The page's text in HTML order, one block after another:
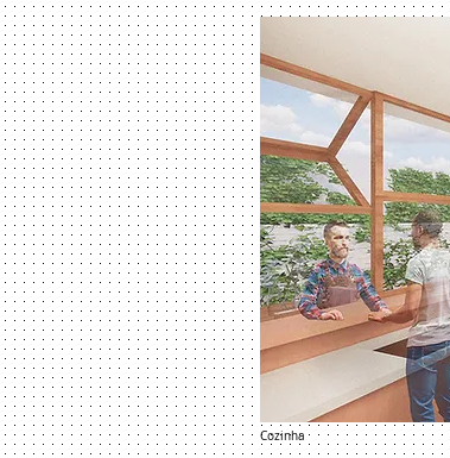
Cozinha